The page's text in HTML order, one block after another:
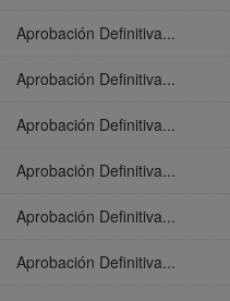
Aprobación Definitiva...
Aprobación Definitiva...
Aprobación Definitiva...
Aprobación Definitiva...
Aprobación Definitiva...
Aprobación Definitiva...